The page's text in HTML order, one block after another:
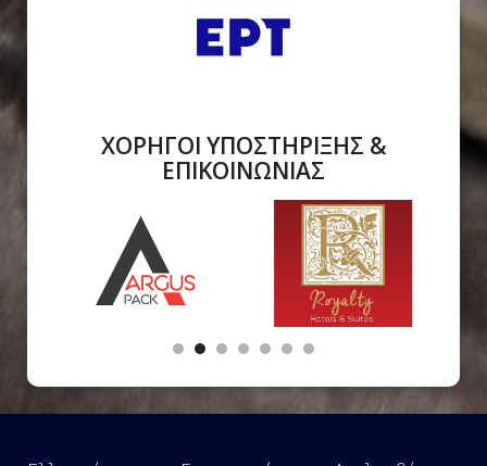
ΧΟΡΗΓΟΙ ΥΠΟΣΤΗΡΙΞΗΣ &
ΕΠΙΚΟΙΝΩΝΙΑΣ